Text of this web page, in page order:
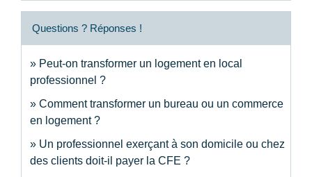
Questions ? Réponses !
Peut-on transformer un logement en local
professionnel ?
Comment transformer un bureau ou un commerce
en logement ?
Un professionnel exerçant à son domicile ou chez
des clients doit-il payer la CFE ?